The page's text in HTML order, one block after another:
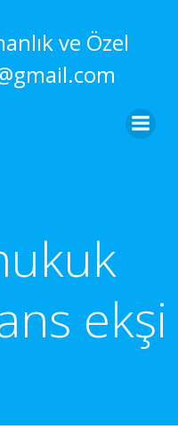
ve Özel
ekşi